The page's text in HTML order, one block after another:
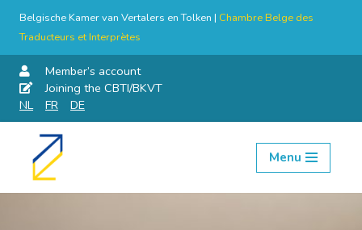
Belgische Kamer van Vertalers en Tolken | Chambre Belge des
Traducteurs et Interprètes
Member’s account
Joining the CBTI/BKVT
NL
FR DE
Skip
Menu